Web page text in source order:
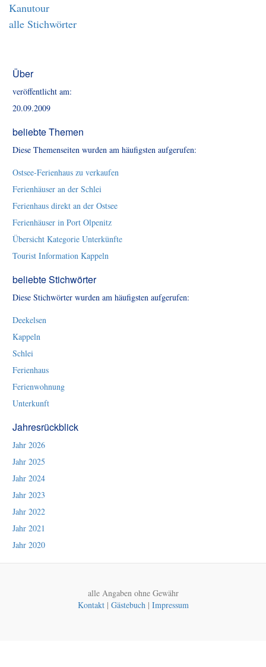
Kanutour
alle Stichwörter
Über
veröffentlicht am:
20.09.2009
beliebte Themen
Diese Themenseiten wurden am häufigsten aufgerufen:
Ostsee-Ferienhaus zu verkaufen
Ferienhäuser an der Schlei
Ferienhaus direkt an der Ostsee
Ferienhäuser in Port Olpenitz
Übersicht Kategorie Unterkünfte
Tourist Information Kappeln
beliebte Stichwörter
Diese Stichwörter wurden am häufigsten aufgerufen:
Deekelsen
Kappeln
Schlei
Ferienhaus
Ferienwohnung
Unterkunft
Jahresrückblick
Jahr 2026
Jahr 2025
Jahr 2024
Jahr 2023
Jahr 2022
Jahr 2021
Jahr 2020
alle Angaben ohne Gewähr
Kontakt| Gästebuch| Impressum